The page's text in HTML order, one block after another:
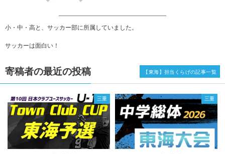
小・中・高と、サッカー部に所属していました。
サッカーは面白い！
寄稿者の最近の投稿
三重 三重
【東海】担当くらげの記事一覧